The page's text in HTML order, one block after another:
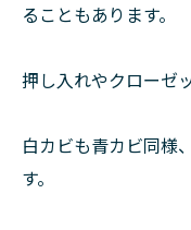
ることもあります。
押し入れやクローゼ
白カビも青カビ同様
す。